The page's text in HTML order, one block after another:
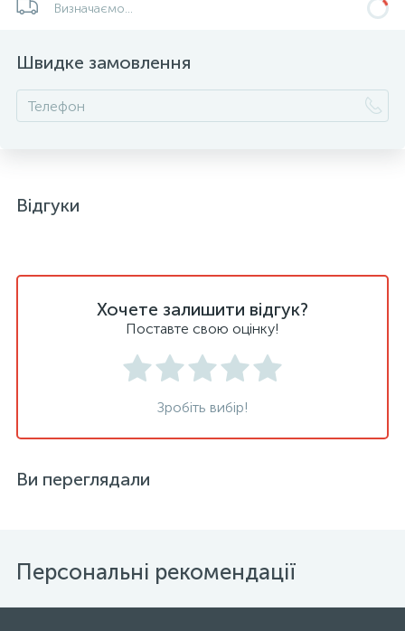
Визначаємо...
Швидке замовлення
Відгуки
Хочете залишити відгук?
Поставте свою оцінку!
Зробіть вибір!
Ви переглядали
Персональні рекомендації